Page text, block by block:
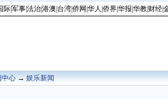
际|军事|法治|港澳 台湾|侨网 华人 侨界|华报 华教| 财经|
中心→娱乐新闻